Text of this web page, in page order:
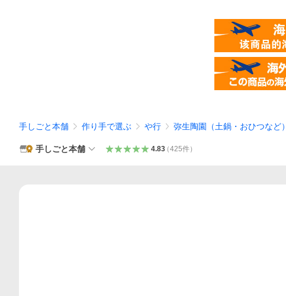
手しごと本舗 作り手で選ぶ や行 弥生陶園（土鍋・おひつなど）
手しごと本舗 4.83（425件）